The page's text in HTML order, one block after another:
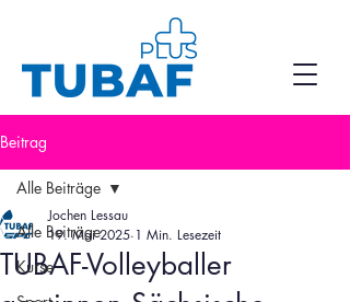
Beitrag
Alle Beiträge
Kurse
Alle Beiträge
TUBAF-Volleyballer
Jochen Lessau
19. Mai 2025 1 Min. Lesezeit